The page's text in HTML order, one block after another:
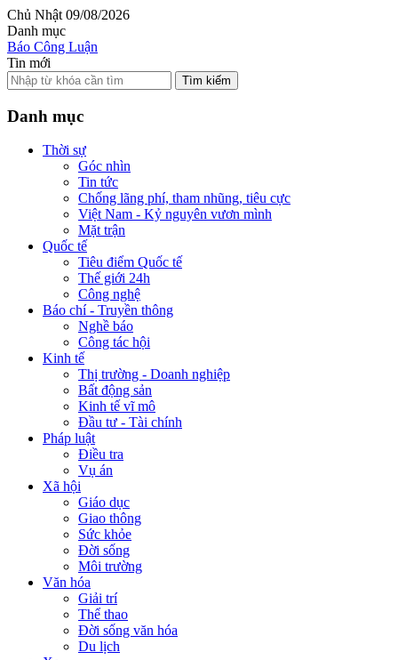
Chủ Nhật 09/08/2026
Danh mục
Báo Công Luận
Tin mới
Tìm kiếm
Danh mục
Thời sự
Góc nhìn
Tin tức
Chống lãng phí, tham nhũng, tiêu cực
Việt Nam - Kỷ nguyên vươn mình
Mặt trận
Quốc tế
Tiêu điểm Quốc tế
Thế giới 24h
Công nghệ
Báo chí - Truyền thông
Nghề báo
Công tác hội
Kinh tế
Thị trường - Doanh nghiệp
Bất động sản
Kinh tế vĩ mô
Đầu tư - Tài chính
Pháp luật
Điều tra
Vụ án
Xã hội
Giáo dục
Giao thông
Sức khỏe
Đời sống
Môi trường
Văn hóa
Giải trí
Thể thao
Đời sống văn hóa
Du lịch